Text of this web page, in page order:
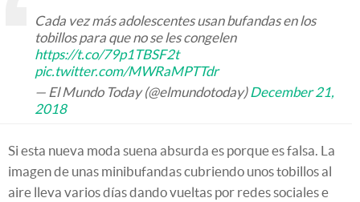
Cada vez más adolescentes usan bufandas en los
tobillos para que no se les congelen
https://t.co/79p1TBSF2t
pic.twitter.com/MWRaMPTTdr
— El Mundo Today (@elmundotoday) December 21,
2018
Si esta nueva moda suena absurda es porque es falsa. La
imagen de unas minibufandas cubriendo unos tobillos al
aire lleva varios días dando vueltas por redes sociales e